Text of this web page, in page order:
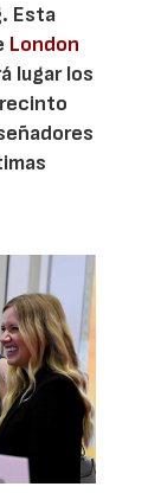
Esta
London
lugar los